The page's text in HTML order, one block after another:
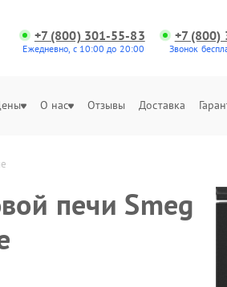
+7 (800) 301-55-83
Ежедневно, с 10:00 до 20:00
+7 (800)
Звонок
О нас Отзывы Доставка
печи Smeg